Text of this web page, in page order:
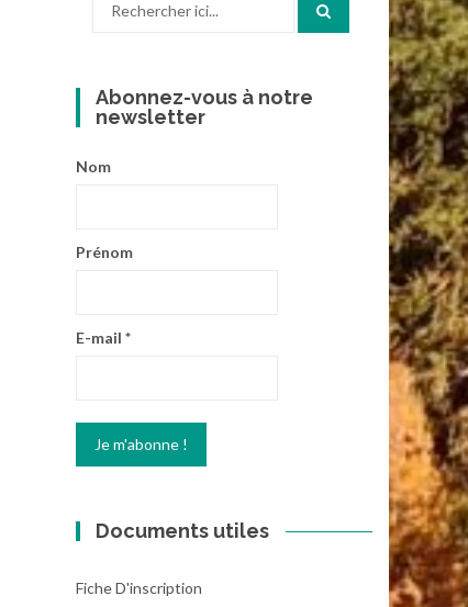
Abonnez-vous à notre
newsletter
Nom
Prénom
E-mail *
Documents utiles
Fiche D'inscription